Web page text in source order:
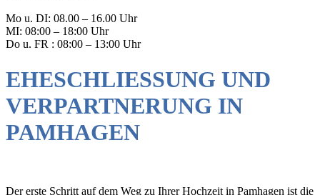
Mo u. DI: 08.00 – 16.00 Uhr
MI: 08:00 – 18:00 Uhr
Do u. FR : 08:00 – 13:00 Uhr
EHESCHLIESSUNG UND
VERPARTNERUNG IN
PAMHAGEN
Der erste Schritt auf dem Weg zu Ihrer Hochzeit in Pamhagen ist die